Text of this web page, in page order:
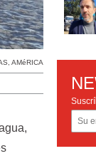
,AMéRICA